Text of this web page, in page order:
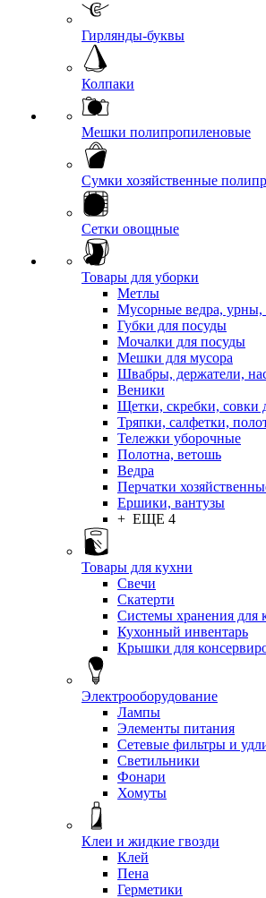
Гирлянды-буквы
Колпаки
Мешки полипропиленовые
Сумки хозяйственные
Сетки овощные
Товары для уборки
Метлы
Мусорные ведра, урны,
Губки для посуды
Мочалки для посуды
Мешки для мусора
Швабры, держатели,
Веники
Щетки, скребки, совки
Тряпки, салфетки,
Тележки уборочные
Полотна, ветошь
Ведра
Перчатки
Ершики, вантузы
+ ЕЩЕ 4
Товары для кухни
Свечи
Скатерти
Системы хранения для
Кухонный инвентарь
Крышки для
Электрооборудование
Лампы
Элементы питания
Сетевые фильтры и
Светильники
Фонари
Хомуты
Клеи и жидкие гвозди
Клей
Пена
Герметики